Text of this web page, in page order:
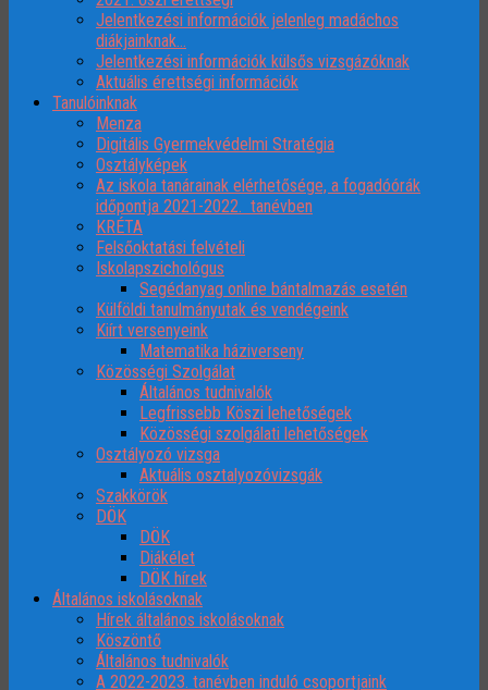
Jelentkezési információk jelenleg madáchos
diákjainknak…
Jelentkezési információk külsős vizsgázóknak
Aktuális érettségi információk
Tanulóinknak
Menza
Digitális Gyermekvédelmi Stratégia
Osztályképek
Az iskola tanárainak elérhetősége, a fogadóórák
időpontja 2021-2022. tanévben
KRÉTA
Felsőoktatási felvételi
Iskolapszichológus
Segédanyag online bántalmazás esetén
Külföldi tanulmányutak és vendégeink
Kiírt versenyeink
Matematika háziverseny
Közösségi Szolgálat
Általános tudnivalók
Legfrissebb Köszi lehetőségek
Közösségi szolgálati lehetőségek
Osztályozó vizsga
Aktuális osztalyozóvizsgák
Szakkörök
DÖK
DÖK
Diákélet
DÖK hírek
Általános iskolásoknak
Hírek általános iskolásoknak
Köszöntő
Általános tudnivalók
A 2022-2023. tanévben induló csoportjaink